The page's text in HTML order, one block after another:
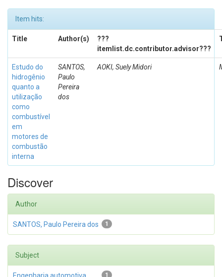
Item hits:
Title Author(s)
???
itemlist.dc.contributor.advisor???
Estudo do
hidrogênio
quanto a
utilização
como
combustível
em
motores de
combustão
interna
SANTOS,
Paulo
Pereira
dos
AOKI, Suely Midori
Discover
Author
1
SANTOS, Paulo Pereira dos
Subject
1